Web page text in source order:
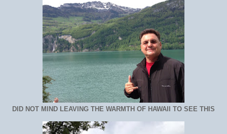
DID NOT MIND LEAVING THE WARMTH OF HAWAII TO SEE THIS